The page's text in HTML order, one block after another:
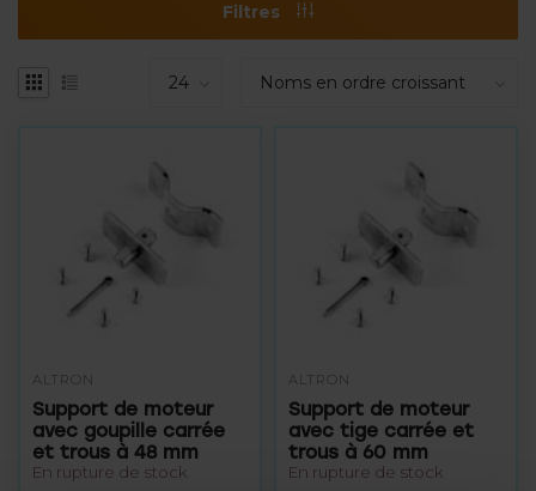
Filtres
ALTRON
Support de moteur
avec goupille carrée
et trous à 48 mm
En rupture de stock
ALTRON
Support de moteur
avec tige carrée et
trous à 60 mm
En rupture de stock